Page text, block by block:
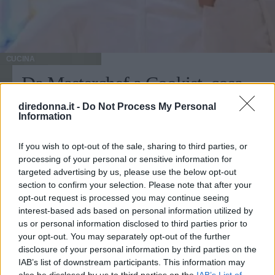
diredonna.it - Do Not Process My Personal
Information
If you wish to opt-out of the sale, sharing to third parties, or
processing of your personal or sensitive information for
targeted advertising by us, please use the below opt-out
section to confirm your selection. Please note that after your
opt-out request is processed you may continue seeing
interest-based ads based on personal information utilized by
us or personal information disclosed to third parties prior to
your opt-out. You may separately opt-out of the further
disclosure of your personal information by third parties on the
IAB’s list of downstream participants. This information may
CUCINA
Da Masterchef a Cookist, cosa
fa oggi Michele Ghedini
Cookist, il sito di cucina più quotato della rete. Le sue
ricette impazzano, e sembra non aver perso la sua verve
dopo la sua eliminazione a Masterchef... Anzi, ci stà
veramente stupendo.
ELIANA MAGNOLO